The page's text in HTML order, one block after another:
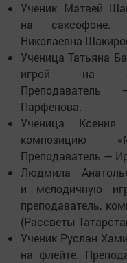
Ученик Матвей
на саксофоне.
Николаевна
Ученица Татьяна
игрой на
Парфенова.
Ученица
композицию
Преподаватель —
Людмила
и мелодичную
преподаватель,
(Рассветы
Ученик Руслан
на флейте.